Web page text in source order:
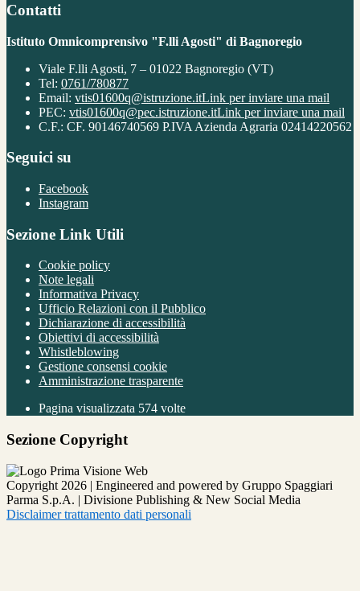
Contatti
Istituto Omnicomprensivo "F.lli Agosti" di Bagnoregio
Viale F.lli Agosti, 7 – 01022 Bagnoregio (VT)
Tel: 0761/780877
Email: vtis01600q@istruzione.itLink per inviare una mail
PEC: vtis01600q@pec.istruzione.itLink per inviare una mail
C.F.: CF. 90146740569 P.IVA Azienda Agraria 02414220562
Seguici su
Facebook
Instagram
Sezione Link Utili
Cookie policy
Note legali
Informativa Privacy
Ufficio Relazioni con il Pubblico
Dichiarazione di accessibilità
Obiettivi di accessibilità
Whistleblowing
Gestione consensi cookie
Amministrazione trasparente
Pagina visualizzata 574 volte
Sezione Copyright
Copyright 2026 | Engineered and powered by Gruppo Spaggiari
Parma S.p.A. | Divisione Publishing & New Social Media
Disclaimer trattamento dati personali